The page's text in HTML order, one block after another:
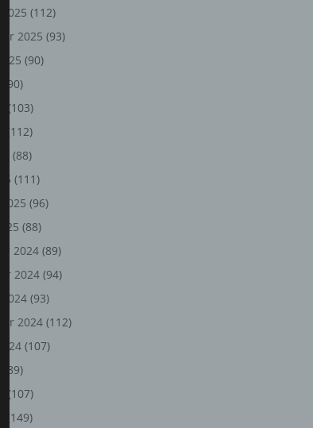
(112)
2025 (93)
(90)
(90)
(103)
(112)
(88)
(111)
(96)
(88)
2024 (89)
2024 (94)
2024 (93)
2024 (112)
(107)
(89)
(107)
(149)